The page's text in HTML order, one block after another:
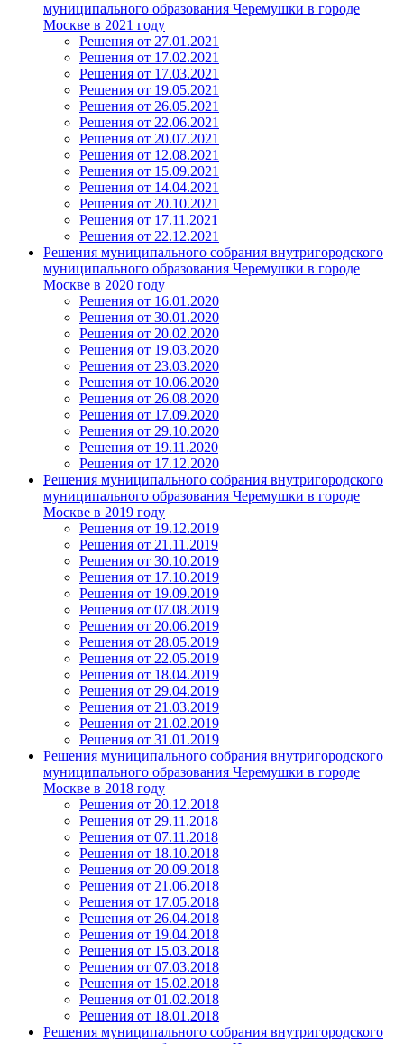
муниципального образования Черемушки в городе
Москве в 2021 году
Решения от 27.01.2021
Решения от 17.02.2021
Решения от 17.03.2021
Решения от 19.05.2021
Решения от 26.05.2021
Решения от 22.06.2021
Решения от 20.07.2021
Решения от 12.08.2021
Решения от 15.09.2021
Решения от 14.04.2021
Решения от 20.10.2021
Решения от 17.11.2021
Решения от 22.12.2021
Решения муниципального собрания внутригородского
муниципального образования Черемушки в городе
Москве в 2020 году
Решения от 16.01.2020
Решения от 30.01.2020
Решения от 20.02.2020
Решения от 19.03.2020
Решения от 23.03.2020
Решения от 10.06.2020
Решения от 26.08.2020
Решения от 17.09.2020
Решения от 29.10.2020
Решения от 19.11.2020
Решения от 17.12.2020
Решения муниципального собрания внутригородского
муниципального образования Черемушки в городе
Москве в 2019 году
Решения от 19.12.2019
Решения от 21.11.2019
Решения от 30.10.2019
Решения от 17.10.2019
Решения от 19.09.2019
Решения от 07.08.2019
Решения от 20.06.2019
Решения от 28.05.2019
Решения от 22.05.2019
Решения от 18.04.2019
Решения от 29.04.2019
Решения от 21.03.2019
Решения от 21.02.2019
Решения от 31.01.2019
Решения муниципального собрания внутригородского
муниципального образования Черемушки в городе
Москве в 2018 году
Решения от 20.12.2018
Решения от 29.11.2018
Решения от 07.11.2018
Решения от 18.10.2018
Решения от 20.09.2018
Решения от 21.06.2018
Решения от 17.05.2018
Решения от 26.04.2018
Решения от 19.04.2018
Решения от 15.03.2018
Решения от 07.03.2018
Решения от 15.02.2018
Решения от 01.02.2018
Решения от 18.01.2018
Решения муниципального собрания внутригородского